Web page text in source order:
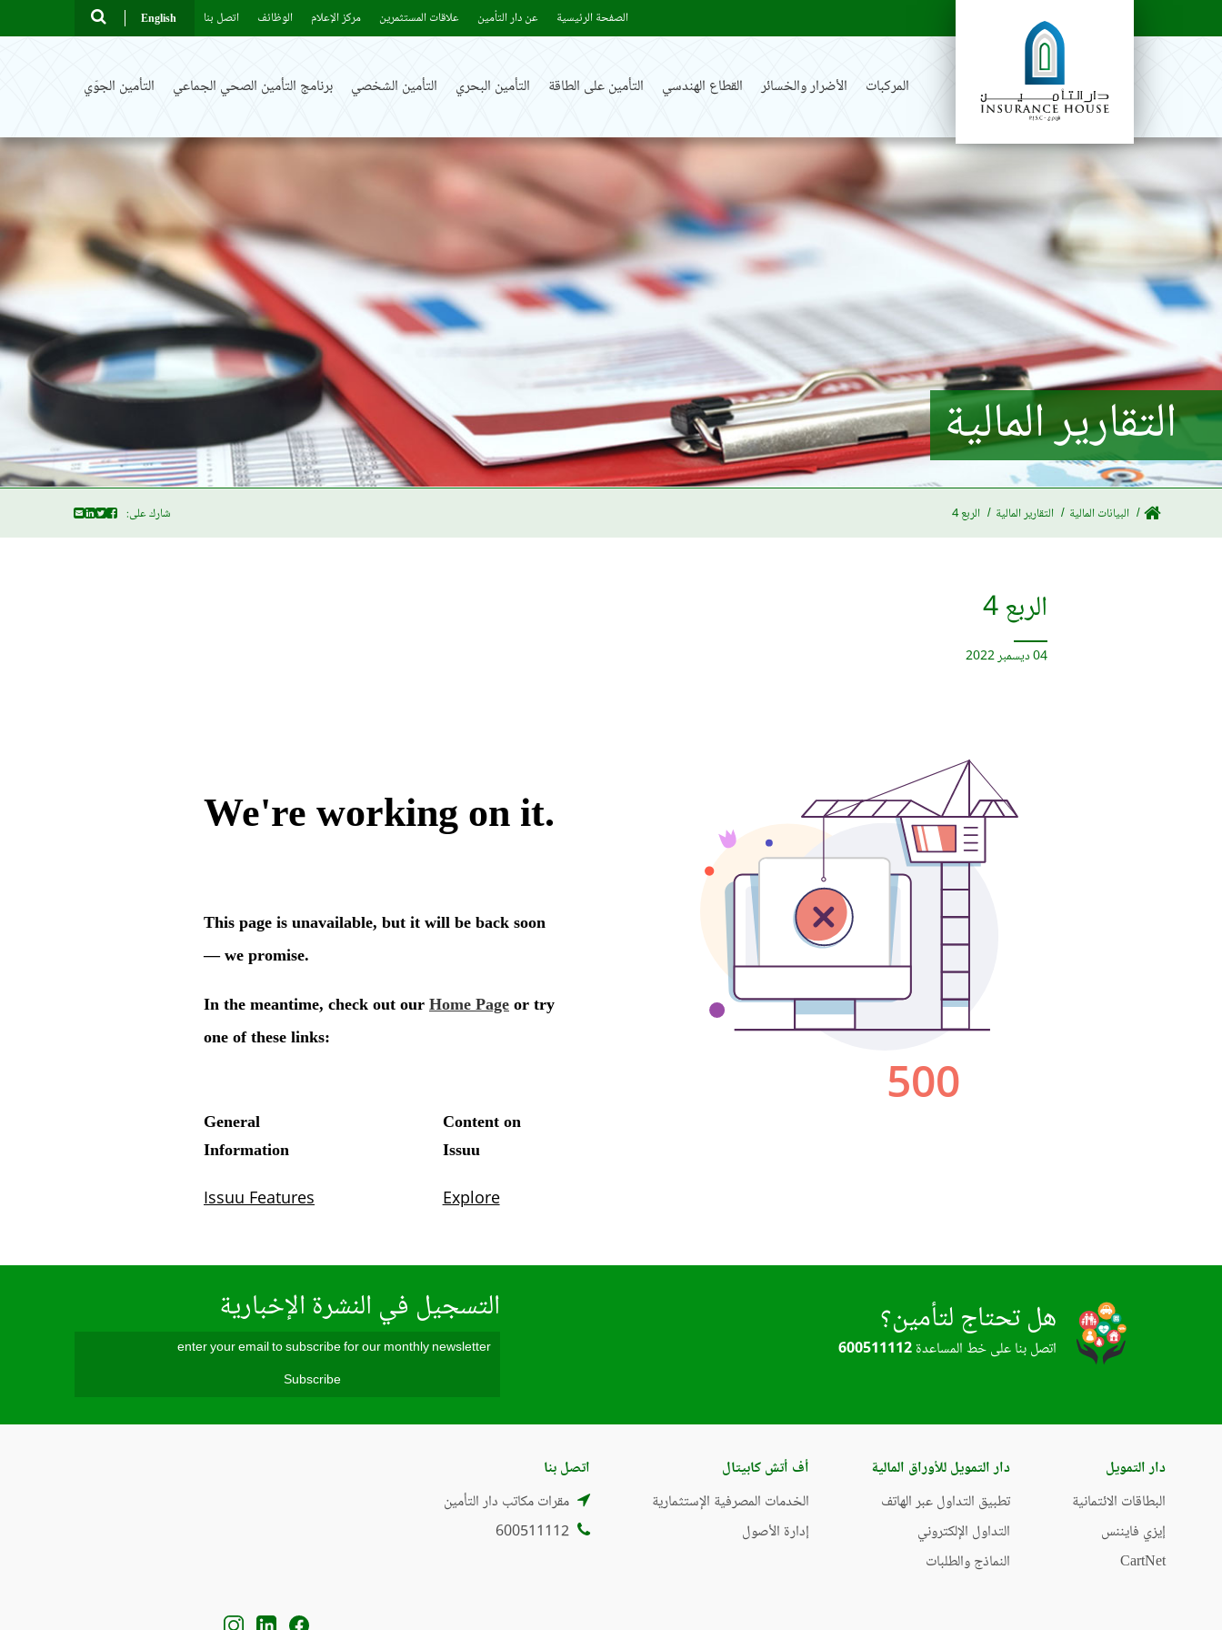
الصفحة الرئيسية عن دار التأمين علاقات المستثمرين مركز الإعلام الوظائف اتصل بنا English
المركبات الأضرار والخسائر القطاع الهندسي التأمين على الطاقة التأمين البحري التأمين الشخصي برنامج التأمين الصحي الجماعي التأمين الجوّي
التقارير المالية
البيانات المالية التقارير المالية الربع 4 شارك على:
الربع 4
04 ديسمبر 2022
هل تحتاج لتأمين؟
اتصل بنا على خط المساعدة600511112
التسجيل في النشرة الإخبارية
دار التمويل
البطاقات الائتمانية
إيزي فايننس
CartNet
دار التمويل للأوراق المالية
تطبيق التداول عبر الهاتف
التداول الإلكتروني
النماذج والطلبات
أف أتش كابيتال
الخدمات المصرفية الإستثمارية
إدارة الأصول
اتصل بنا
مقرات مكاتب دار التأمين
600511112